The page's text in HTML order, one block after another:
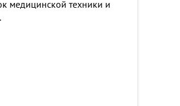
медицинской техники и